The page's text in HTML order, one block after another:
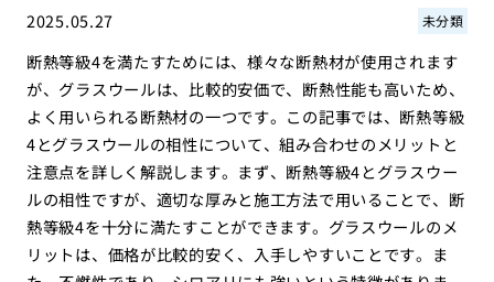
2025.05.27 未分類
断熱等級4を満たすためには、様々な断熱材が使用されます
が、グラスウールは、比較的安価で、断熱性能も高いため、
よく用いられる断熱材の一つです。この記事では、断熱等級
4とグラスウールの相性について、組み合わせのメリットと
注意点を詳しく解説します。まず、断熱等級4とグラスウー
ルの相性ですが、適切な厚みと施工方法で用いることで、断
熱等級4を十分に満たすことができます。グラスウールのメ
リットは、価格が比較的安く、入手しやすいことです。ま